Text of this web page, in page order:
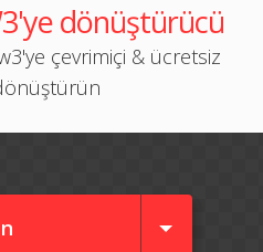
dönüştürücü
çevrimiçi & ücretsiz